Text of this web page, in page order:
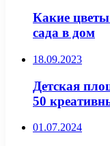
Какие цветы
сада в дом
18.09.2023
Детская
50
01.07.2024